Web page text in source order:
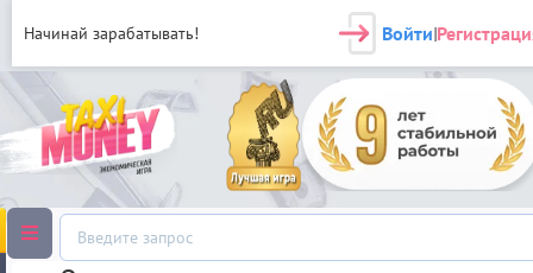
Начинай зарабатывать! Войти|